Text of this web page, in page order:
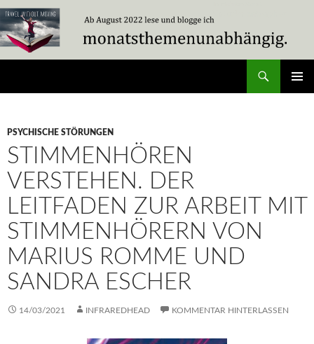
Zum
Inhalt
springen
PSYCHISCHE STÖRUNGEN
STIMMENHÖREN
VERSTEHEN. DER
LEITFADEN ZUR ARBEIT MIT
STIMMENHÖRERN VON
MARIUS ROMME UND
SANDRA ESCHER
14/03/2021 INFRAREDHEAD KOMMENTAR HINTERLASSEN